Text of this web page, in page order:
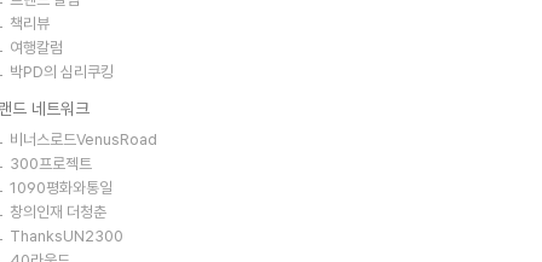
책리뷰
여행칼럼
박PD의 심리쿠킹
드 네트워크
비너스로드VenusRoad
300프로젝트
1090평화와통일
창의인재 더청춘
ThanksUN2300